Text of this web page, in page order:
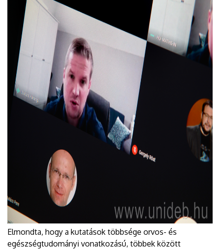
Elmondta, hogy a kutatások többsége orvos- és
egészségtudományi vonatkozású, többek között